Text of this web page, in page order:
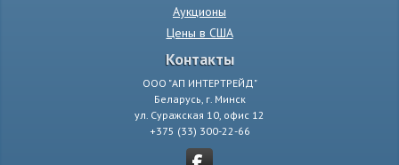
Аукционы
Цены в США
Контакты
ООО "АП ИНТЕРТРЕЙД"
Беларусь, г. Минск
ул. Суражская 10, офис 12
+375 (33) 300-22-66